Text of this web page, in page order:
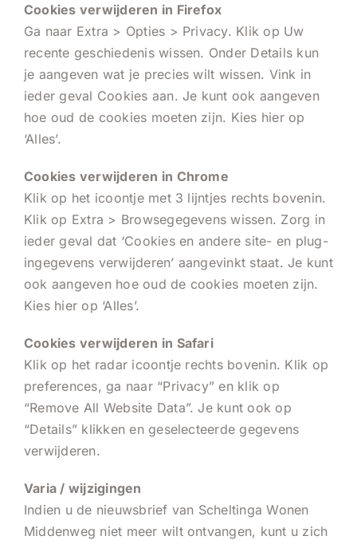
Cookies verwijderen in Firefox
Ga naar Extra > Opties > Privacy. Klik op Uw
recente geschiedenis wissen. Onder Details kun
je aangeven wat je precies wilt wissen. Vink in
ieder geval Cookies aan. Je kunt ook aangeven
hoe oud de cookies moeten zijn. Kies hier op
‘Alles’.
Cookies verwijderen in Chrome
Klik op het icoontje met 3 lijntjes rechts bovenin.
Klik op Extra > Browsegegevens wissen. Zorg in
ieder geval dat ‘Cookies en andere site- en plug-
ingegevens verwijderen’ aangevinkt staat. Je kunt
ook aangeven hoe oud de cookies moeten zijn.
Kies hier op ‘Alles’.
Cookies verwijderen in Safari
Klik op het radar icoontje rechts bovenin. Klik op
preferences, ga naar “Privacy” en klik op
“Remove All Website Data”. Je kunt ook op
“Details” klikken en geselecteerde gegevens
verwijderen.
Varia / wijzigingen
Indien u de nieuwsbrief van Scheltinga Wonen
Middenweg niet meer wilt ontvangen, kunt u zich